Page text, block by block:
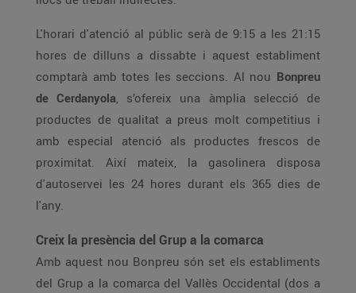
L'horari d'atenció al públic serà de 9:15 a les 21:15
hores de dilluns a dissabte i aquest establiment
comptarà amb totes les seccions. Al nou Bonpreu
de Cerdanyola, s’ofereix una àmplia selecció de
productes de qualitat a preus molt competitius i
amb especial atenció als productes frescos de
proximitat. Així mateix, la gasolinera disposa
d'autoservei les 24 hores durant els 365 dies de
l'any.
Creix la presència del Grup a la comarca
Amb aquest nou Bonpreu són set els establiments
del Grup a la comarca del Vallès Occidental (dos a